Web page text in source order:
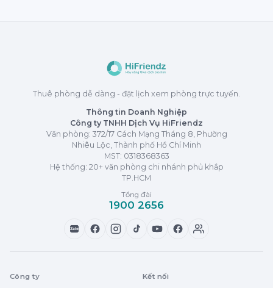
Thuê phòng dễ dàng - đặt lịch xem phòng trực tuyến.
Thông tin Doanh Nghiệp
Công ty TNHH Dịch Vụ HiFriendz
Văn phòng: 372/17 Cách Mạng Tháng 8, Phường
Nhiêu Lộc, Thành phố Hồ Chí Minh
MST: 0318368363
Hệ thống: 20+ văn phòng chi nhánh phủ khắp
TP.HCM
Tổng đài
1900 2656
Zalo
Công ty Kết nối